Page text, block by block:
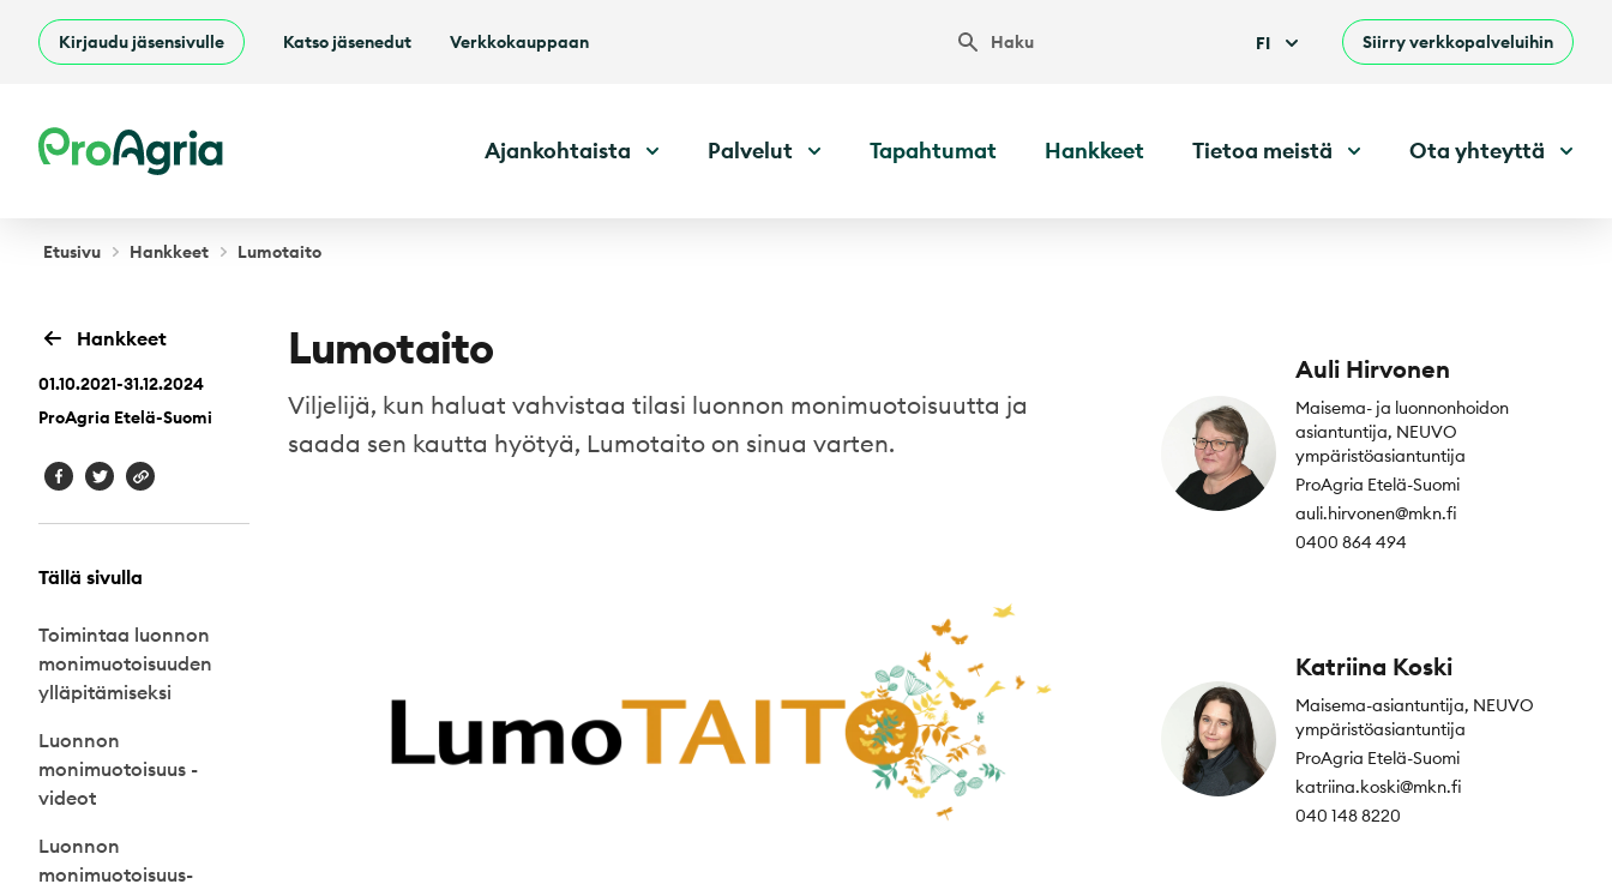
Kirjaudu jäsensivulle Katso jäsenedut Verkkokauppaan Haku FI Siirry verkkopalveluihin
ProAgria Ajankohtaista Palvelut Tapahtumat Hankkeet Tietoa meistä Ota yhteyttä
Etusivu Hankkeet Lumotaito
Hankkeet
01.10.2021-31.12.2024
ProAgria Etelä-Suomi
Tällä sivulla
Toimintaa luonnon
monimuotoisuuden
ylläpitämiseksi
Luonnon
monimuotoisuus -
videot
Luonnon
monimuotoisuus-
Lumotaito
Viljelijä, kun haluat vahvistaa tilasi luonnon monimuotoisuutta ja
saada sen kautta hyötyä, Lumotaito on sinua varten.
Auli Hirvonen
Maisema- ja luonnonhoidon
asiantuntija, NEUVO
ympäristöasiantuntija
ProAgria Etelä-Suomi
auli.hirvonen@mkn.fi
0400 864 494
Katriina Koski
Maisema-asiantuntija, NEUVO
ympäristöasiantuntija
ProAgria Etelä-Suomi
katriina.koski@mkn.fi
040 148 8220